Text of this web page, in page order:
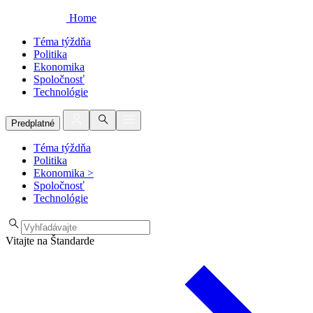
Home
Téma týždňa
Politika
Ekonomika
Spoločnosť
Technológie
Predplatné
Téma týždňa
Politika
Ekonomika >
Spoločnosť
Technológie
Vitajte na Štandarde